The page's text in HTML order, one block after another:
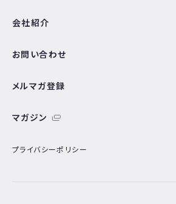
会社紹介
お問い合わせ
メルマガ登録
マガジン
プライバシーポリシー